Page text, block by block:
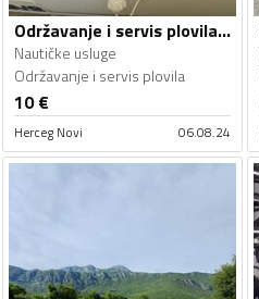
Održavanje i servis plovila - Nautičke usluge
Nautičke usluge
Održavanje i servis plovila
10€
Herceg Novi 06.08.24